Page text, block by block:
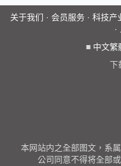
关于我们 · 会员服务· 科技产
·
■ 中文繁
下
本网站内之全部图文，系
公司同意不得将全部